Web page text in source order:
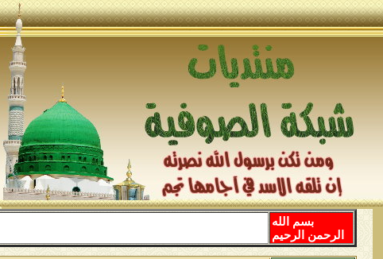
بسم الله
الرحمن الرحيم